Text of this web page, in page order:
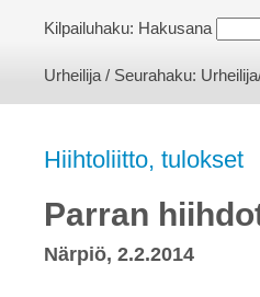
Kilpailuhaku: Hakusana
Urheilija / Seurahaku:
Hiihtoliitto, tulokset
Parran
Närpiö, 2.2.2014